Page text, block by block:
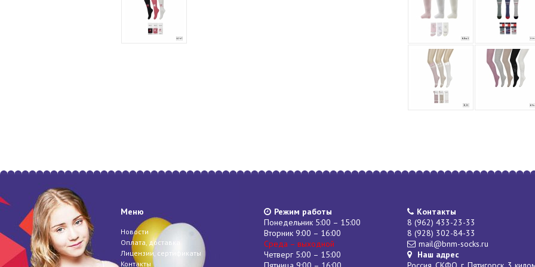
Меню
Новости
Оплата, доставка
Лицензии, сертификаты
Контакты
Режим работы
Понедельник 5:00 – 15:00
Вторник 9:00 – 16:00
Среда – выходной
Четверг 5:00 – 15:00
Контакты
8 (962) 433-23-33
8 (928) 302-84-33
mail@bnm-socks.ru
Наш адрес